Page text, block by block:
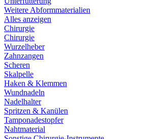
Weitere Abformmaterialien
Alles anzeigen
Chirurgie
Chirurgie
Wurzelheber
Zahnzangen
Scheren
Skalpelle
Haken & Klemmen
Wundnadeln
Nadelhalter
Spritzen & Kanülen
Tamponadestopfer
Nahtmaterial